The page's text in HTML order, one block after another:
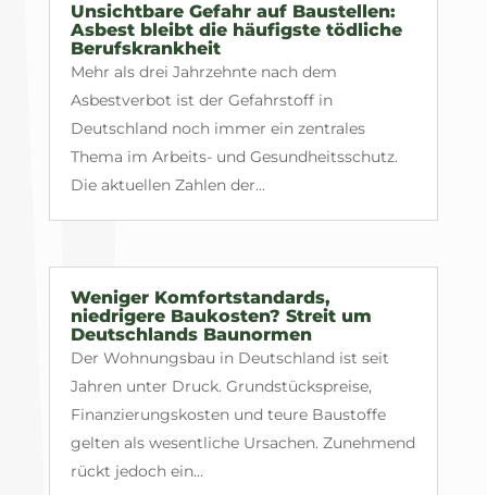
Unsichtbare Gefahr auf Baustellen:
Asbest bleibt die häufigste tödliche
Berufskrankheit
Mehr als drei Jahrzehnte nach dem
Asbestverbot ist der Gefahrstoff in
Deutschland noch immer ein zentrales
Thema im Arbeits- und Gesundheitsschutz.
Die aktuellen Zahlen der...
Weniger Komfortstandards,
niedrigere Baukosten? Streit um
Deutschlands Baunormen
Der Wohnungsbau in Deutschland ist seit
Jahren unter Druck. Grundstückspreise,
Finanzierungskosten und teure Baustoffe
gelten als wesentliche Ursachen. Zunehmend
rückt jedoch ein...